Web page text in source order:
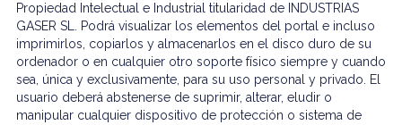
Propiedad Intelectual e Industrial titularidad de INDUSTRIAS
GASER SL. Podrá visualizar los elementos del portal e incluso
imprimirlos, copiarlos y almacenarlos en el disco duro de su
ordenador o en cualquier otro soporte físico siempre y cuando
sea, única y exclusivamente, para su uso personal y privado. El
usuario deberá abstenerse de suprimir, alterar, eludir o
manipular cualquier dispositivo de protección o sistema de